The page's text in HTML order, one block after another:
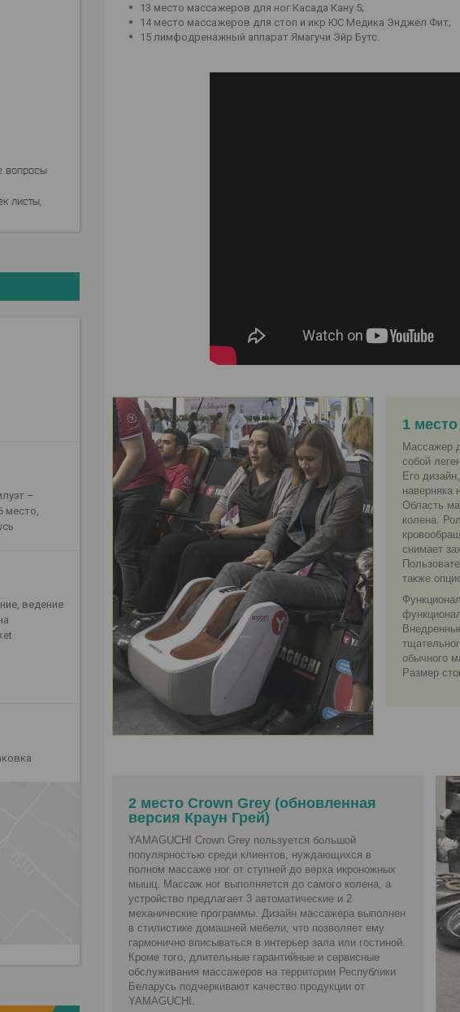
13 место массажеров для ног Касада Кану 5;
14 место массажеров для стоп и икр ЮС Медика Энджел Фит;
15 лимфодренажный аппарат Ямагучи Эйр Бутс.
1
Массажер
собой
Его
наверняка
Область
колена.
снимает
также
обычного
Размер
2 место Crown Grey (обновленная
версия Краун Грей)
YAMAGUCHI Crown Grey пользуется большой
популярностью среди клиентов, нуждающихся в
полном массаже ног от ступней до верха икроножных
мышц. Массаж ног выполняется до самого колена, а
устройство предлагает 3 автоматические и 2
механические программы. Дизайн массажера выполнен
в стилистике домашней мебели, что позволяет ему
гармонично вписываться в интерьер зала или гостиной.
Кроме того, длительные гарантийные и сервисные
обслуживания массажеров на территории Республики
Беларусь подчеркивают качество продукции от
YAMAGUCHI.
вопросы
листы,
–
место,
ведение